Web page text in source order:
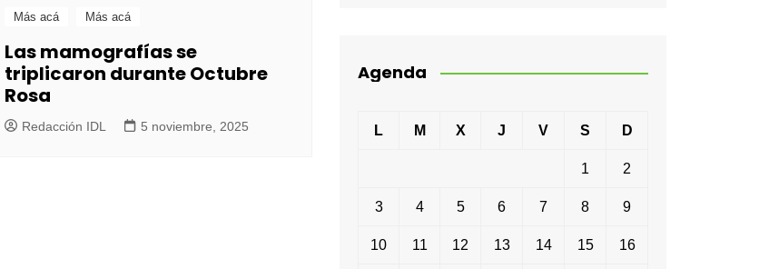
Más acá Más acá
Las mamografías se
triplicaron durante Octubre
Rosa
Redacción IDL 5 noviembre, 2025
Agenda
L M X J V S D
1 2
3 4 5 6 7 8 9
10 11 12 13 14 15 16